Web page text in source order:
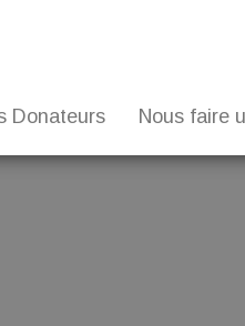
Donateurs Nous faire